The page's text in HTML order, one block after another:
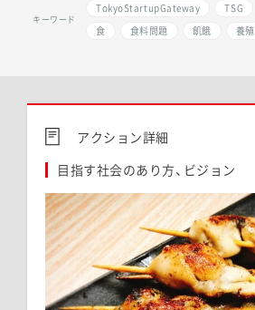
キーワード
TokyoStartupGateway TSG
食
食料問題 飢餓 養殖
アクション詳細
目指す社会のあり方、ビジョン